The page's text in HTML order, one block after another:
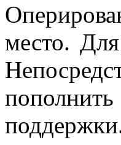
место.
пополнить